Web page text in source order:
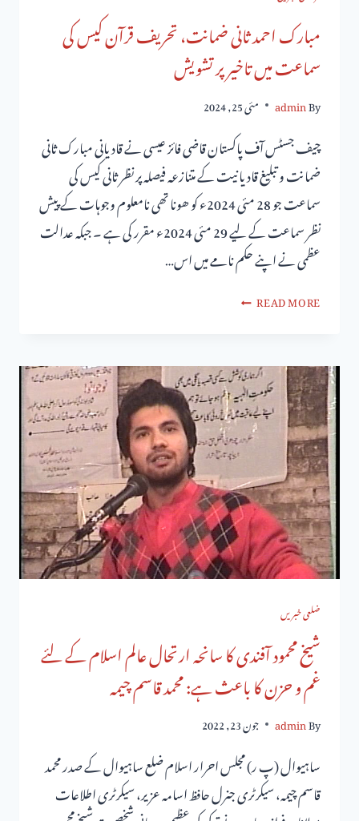
مبارک احمد ثانی ضمانت، تحریف قرآن کیس کی
سماعت میں تاخیر پر تشویش
By
admin مئی 25, 2024
چیف جسٹس آف پاکستان قاضی فائز عیسی نے قادیانی مبارک ثانی
ضمانت و تبلیغ قادیانیت کے متنازعہ فیصلہ پر نظر ثانی کیس کی
سماعت جو 28 مئی 2024ء کو ھونا تھی نامعلوم وجوہات کے پیش
نظر سماعت کے لیے 29 مئی 2024ء مقرر کی ہے ۔ جبکہ عدالت
عظمی نے اپنے حکم نامے میں اس…
READ MORE
ضلعی خبریں
شیخ محمود آفندی کا سانحہ ارتحال عالم اسلام کے لئے
غم و حزن کا باعث ہے: محمد قاسم چیمہ
By
admin جون 23, 2022
ساہیوال (پ ر) مجلس احرار اسلام ضلع ساہیوال کے صدر محمد
قاسم چیمہ، سیکرٹری جنرل حافظ اسامہ عزیر، سیکرٹری اطلاعات